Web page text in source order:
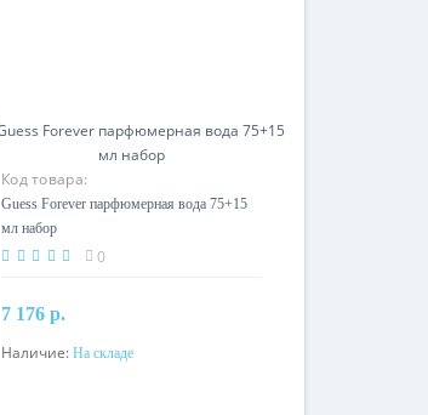
Код товара:
Guess Forever парфюмерная вода 75+15
мл набор
0
7 176 р.
В корзину
Наличие: На складе